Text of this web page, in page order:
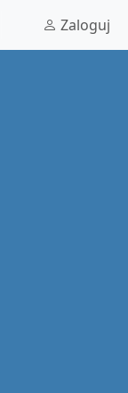
Zaloguj